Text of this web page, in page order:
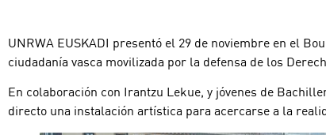
UNRWA EUSKADI presentó el 29 de noviembre en el
ciudadanía vasca movilizada por la defensa de los
En colaboración con Irantzu Lekue, y jóvenes de
directo una instalación artística para acercarse a la